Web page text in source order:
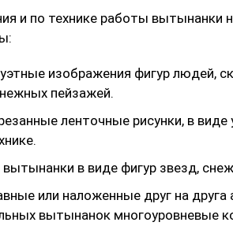
и по технике работы вытынанки
изображения фигур людей,
пейзажей.
ленточные рисунки, в виде
в виде фигур звезд,
или наложенные друг на
вытынанок многоуровневые